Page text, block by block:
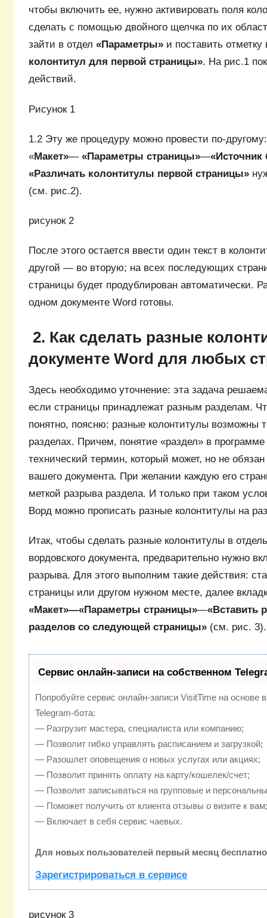
чтобы включить ее, нужно активировать поля
сделать с помощью двойного щелчка по их
зайти в отдел «Параметры» и поставить отметку
колонтитул для первой страницы». На рис.1
действий.
Рисунок 1
1.2 Эту же процедуру можно провести по-
«Макет»— «Параметры страницы»—«Источник
«Различать колонтитулы первой страницы»
(см. рис.2).
рисунок 2
После этого остается ввести один текст в
другой — во вторую; на всех последующих
страницы будет продублирован автоматически.
одном документе Word готовы.
2. Как сделать разные
документе Word для любых
Здесь необходимо уточнение: эта задача
если страницы принадлежат разным разделам.
понятно, поясню: разные колонтитулы возможны
разделах. Причем, понятие «раздел» в
технический термин, который может, но не обязан
вашего документа. При желании каждую его
меткой разрыва раздела. И только при таком
Ворд можно прописать разные колонтитулы на
Итак, чтобы сделать разные колонтитулы в
вордовского документа, предварительно нужно
разрыва. Для этого выполним такие действия:
страницы или другом нужном месте, далее
«Макет»—«Параметры страницы»—«Вставить
разделов со следующей страницы» (см. рис. 3).
Сервис онлайн-записи на собственном
Попробуйте сервис онлайн-записи VisitTime на основе
Telegram-бота:
— Разгрузит мастера, специалиста или компанию;
— Позволит гибко управлять расписанием и загрузкой;
— Разошлет оповещения о новых услугах или акциях;
— Позволит принять оплату на карту/кошелек/счет;
— Позволит записываться на групповые и
— Поможет получить от клиента отзывы о визите к вам;
— Включает в себя сервис чаевых.
Для новых пользователей первый месяц
Зарегистрироваться в сервисе
рисунок 3